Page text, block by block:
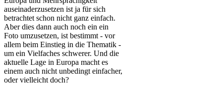
auseinaderzusetzen ist ja für sich
betrachtet schon nicht ganz einfach.
Aber dies dann auch noch ein ein
Foto umzusetzen, ist bestimmt - vor
allem beim Einstieg in die Thematik -
um ein Vielfaches schwerer. Und die
aktuelle Lage in Europa macht es
einem auch nicht unbedingt einfacher,
oder vielleicht doch?